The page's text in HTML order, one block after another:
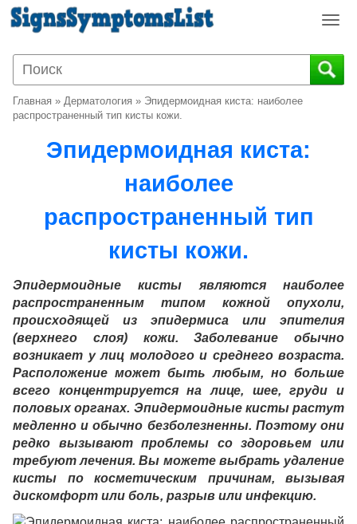
T
g
g
n
Главная » Дерматология » Эпидермоидная киста: наиболее
распространенный тип кисты кожи.
Эпидермоидная киста:
наиболее
распространенный тип
кисты кожи.
Эпидермоидные кисты являются наиболее
распространенным типом кожной опухоли,
происходящей из эпидермиса или эпителия
(верхнего слоя) кожи. Заболевание обычно
возникает у лиц молодого и среднего возраста.
Расположение может быть любым, но больше
всего концентрируется на лице, шее, груди и
половых органах. Эпидермоидные кисты растут
медленно и обычно безболезненны. Поэтому они
редко вызывают проблемы со здоровьем или
требуют лечения. Вы можете выбрать удаление
кисты по косметическим причинам, вызывая
дискомфорт или боль, разрыв или инфекцию.